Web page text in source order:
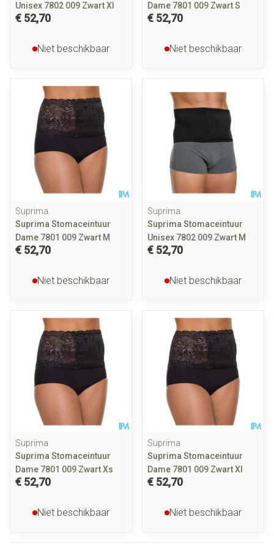
Unisex 7802 009 Zwart Xl
€ 52,70
Niet beschikbaar
Dame 7801 009 Zwart S
€ 52,70
Niet beschikbaar
Suprima
Suprima Stomaceintuur
Dame 7801 009 Zwart M
€ 52,70
Niet beschikbaar
Suprima
Suprima Stomaceintuur
Unisex 7802 009 Zwart M
€ 52,70
Niet beschikbaar
Suprima
Suprima Stomaceintuur
Dame 7801 009 Zwart Xs
€ 52,70
Niet beschikbaar
Suprima
Suprima Stomaceintuur
Dame 7801 009 Zwart Xl
€ 52,70
Niet beschikbaar